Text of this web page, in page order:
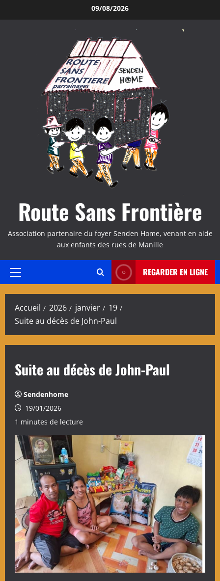
au
09/08/2026
Route Sans Frontière
Association partenaire du foyer Senden Home, venant en aide
aux enfants des rues de Manille
Menu
REGARDER EN LIGNE
Accueil 2026 janvier
19
Suite au décès de John-Paul
Suite au décès de John-Paul
Sendenhome
19/01/2026
1 minutes de lecture